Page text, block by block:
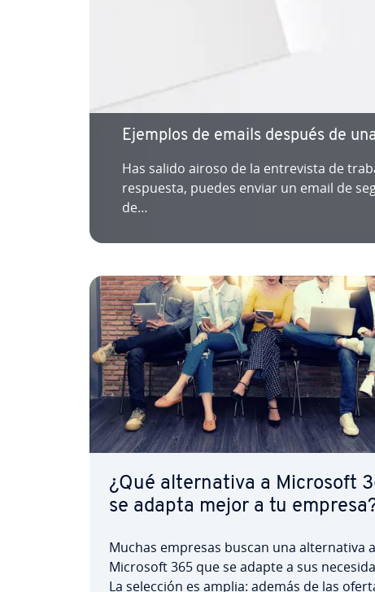
Ejemplos de emails después de
Has salido airoso de la en­tre­vi­s­ta de
respuesta, puedes enviar un email de
de…
¿Qué al­te­r­na­ti­va a Microsoft
se adapta mejor a tu
Muchas empresas buscan una al­te­r­na­ti­va a
Microsoft 365 que se adapte a sus
La selección es amplia: además de las